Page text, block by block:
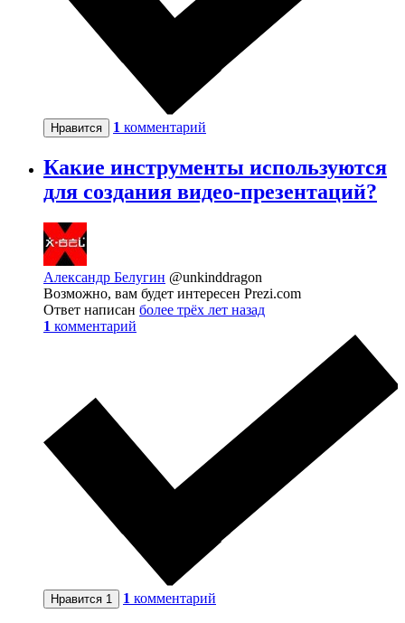
Нравится 1 комментарий
Какие инструменты используются
для создания видео-презентаций?
Александр Белугин @unkinddragon
Возможно, вам будет интересен Prezi.com
Ответ написан более трёх лет назад
1 комментарий
Нравится 1 1 комментарий